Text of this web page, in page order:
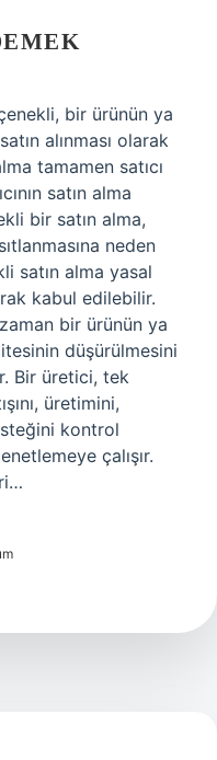
bir ürünün ya
alınması olarak
tamamen satıcı
satın alma
bir satın alma,
neden
satın alma yasal
kabul edilebilir.
bir ürünün ya
düşürülmesini
Bir üretici, tek
üretimini,
kontrol
çalışır.